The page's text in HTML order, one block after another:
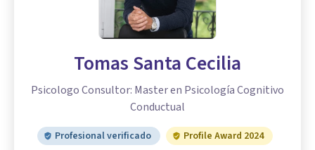
Tomas Santa Cecilia
Psicologo Consultor: Master en Psicología Cognitivo
Conductual
Profesional verificado
Profile Award 2024